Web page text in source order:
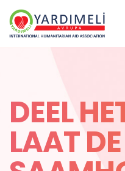
DEEL
LAAT DE